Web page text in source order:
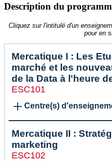
Description du
Cliquez sur l'intitulé d'un
pour en
Mercatique I : Les
marché et les
de la Data à l'heure
ESC101
Centre(s)
Mercatique II :
marketing
ESC102